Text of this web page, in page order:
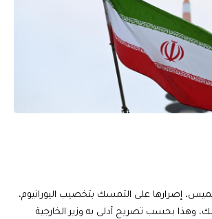
إصرارها على التمسك بتخصيب اليورانيوم،
وهذا بحسب تصريح أدلى به وزير الخارجية